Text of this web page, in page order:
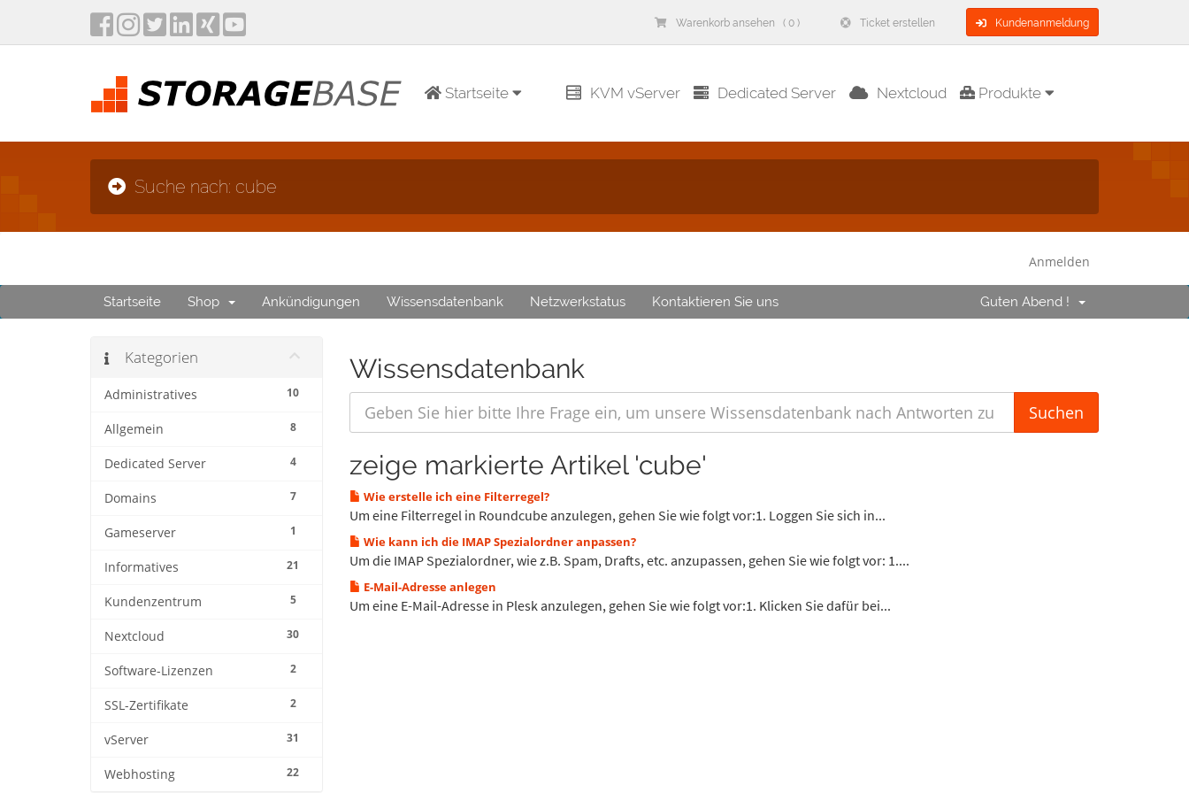
Warenkorb ansehen ( 0 ) Ticket erstellen Kundenanmeldung
Startseite KVM vServer Dedicated Server Nextcloud Produkte
Suche nach: cube
Anmelden
Startseite Shop Ankündigungen Wissensdatenbank Netzwerkstatus Kontaktieren Sie uns Guten Abend !
Wissensdatenbank
Kategorien
10
Administratives
8
Allgemein
4
Dedicated Server
7
Domains
1
Gameserver
21
Informatives
5
Kundenzentrum
30
Nextcloud
2
Software-Lizenzen
2
SSL-Zertifikate
31
vServer
22
Webhosting
zeige markierte Artikel 'cube'
Wie erstelle ich eine Filterregel?
Um eine Filterregel in Roundcube anzulegen, gehen Sie wie folgt vor:1. Loggen Sie sich in...
Wie kann ich die IMAP Spezialordner anpassen?
Um die IMAP Spezialordner, wie z.B. Spam, Drafts, etc. anzupassen, gehen Sie wie folgt vor: 1....
E-Mail-Adresse anlegen
Um eine E-Mail-Adresse in Plesk anzulegen, gehen Sie wie folgt vor:1. Klicken Sie dafür bei...